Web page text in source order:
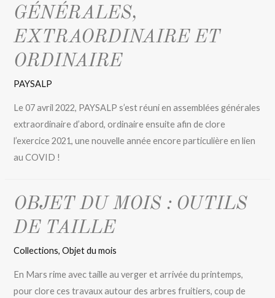
GÉNÉRALES,
EXTRAORDINAIRE ET
ORDINAIRE
PAYSALP
Le 07 avril 2022, PAYSALP s’est réuni en assemblées générales
extraordinaire d’abord, ordinaire ensuite afin de clore
l’exercice 2021, une nouvelle année encore particulière en lien
au COVID !
OBJET DU MOIS : OUTILS
DE TAILLE
Collections,Objet du mois
En Mars rime avec taille au verger et arrivée du printemps,
pour clore ces travaux autour des arbres fruitiers, coup de